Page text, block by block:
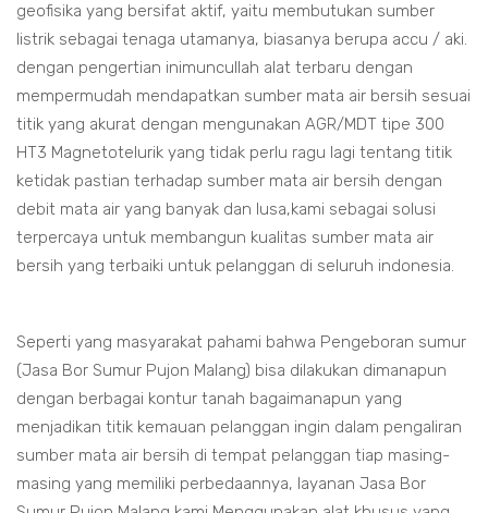
geofisika yang bersifat aktif, yaitu membutukan sumber
listrik sebagai tenaga utamanya, biasanya berupa accu / aki.
dengan pengertian inimuncullah alat terbaru dengan
mempermudah mendapatkan sumber mata air bersih sesuai
titik yang akurat dengan mengunakan AGR/MDT tipe 300
HT3 Magnetotelurik yang tidak perlu ragu lagi tentang titik
ketidak pastian terhadap sumber mata air bersih dengan
debit mata air yang banyak dan lusa,kami sebagai solusi
terpercaya untuk membangun kualitas sumber mata air
bersih yang terbaiki untuk pelanggan di seluruh indonesia.
Seperti yang masyarakat pahami bahwa Pengeboran sumur
(Jasa Bor Sumur Pujon Malang) bisa dilakukan dimanapun
dengan berbagai kontur tanah bagaimanapun yang
menjadikan titik kemauan pelanggan ingin dalam pengaliran
sumber mata air bersih di tempat pelanggan tiap masing-
masing yang memiliki perbedaannya, layanan Jasa Bor